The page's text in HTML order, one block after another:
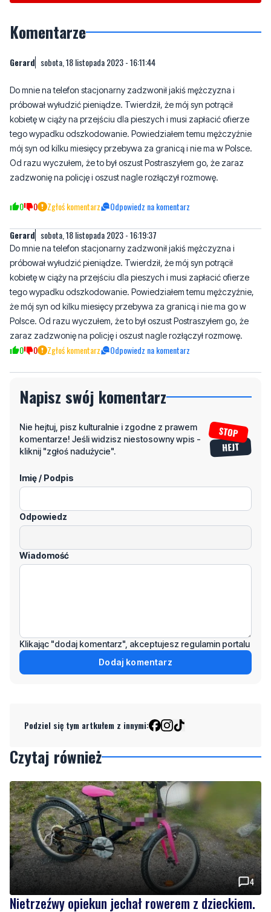
próbował wyłudzić pieniądze. Twierdził, że mój syn potrącił
tego wypadku odszkodowanie. Powiedziałem temu mężczyźnie
mój syn od kilku miesięcy przebywa za granicą i nie ma w Polsce.
Od razu wyczułem, że to był oszust Postraszyłem go, że zaraz
zadzwonię na policję i oszust nagle rozłączył rozmowę.
0 0 Zgłoś komentarz Odpowiedz na komentarz
Do mnie na telefon stacjonarny zadzwonił jakiś mężczyzna i
kobietę w ciąży na przejściu dla pieszych i musi zapłacić ofierze
tego wypadku odszkodowanie. Powiedziałem temu mężczyźnie,
że mój syn od kilku miesięcy przebywa za granicą i nie ma go w
Polsce. Od razu wyczułem, że to był oszust Postraszyłem go, że
zaraz zadzwonię na policję i oszust nagle rozłączył rozmowę.
0 0 Zgłoś komentarz Odpowiedz na komentarz
Napisz swój komentarz
komentarze! Jeśli widzisz niestosowny wpis -
kliknij "zgłoś nadużycie".
Imię / Podpis
Odpowiedz
Wiadomość
4
Nietrzeźwy opiekun jechał rowerem z dzieckiem.
Dziewczynka nie miała kasku